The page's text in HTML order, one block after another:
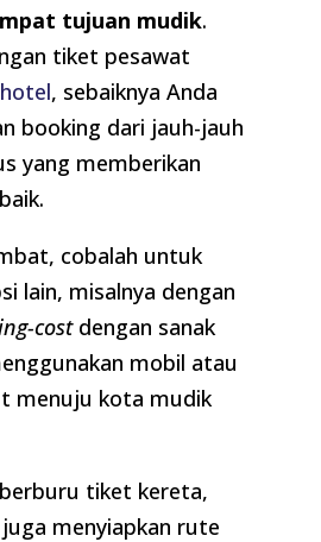
tujuan mudik.
tiket pesawat
, sebaiknya Anda
booking dari jauh-jauh
yang memberikan
cobalah untuk
lain, misalnya dengan
costdengan sanak
mobil atau
menuju kota mudik
berburu tiket kereta,
menyiapkan rute